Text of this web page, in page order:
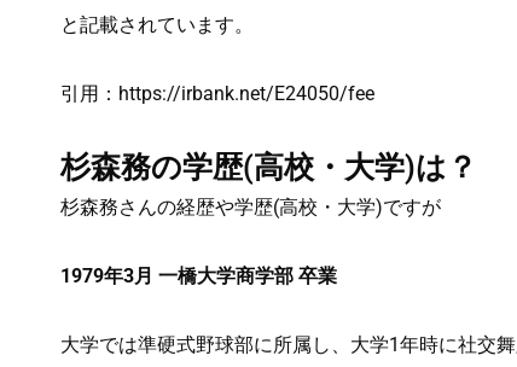
と記載されています。
引用：https://irbank.net/E24050/fee
杉森務の学歴(高校・大学)は？
杉森務さんの経歴や学歴(高校・大学)ですが
1979年3月 一橋大学商学部 卒業
大学では準硬式野球部に所属し、大学1年時に社交